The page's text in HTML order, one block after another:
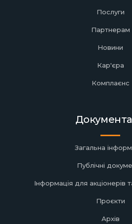
Послуги
Партнерам
Новини
Кар'єра
Комплаєнс
Загальна
Публічні
Інформація для акціонерів
Проєкти
Архів